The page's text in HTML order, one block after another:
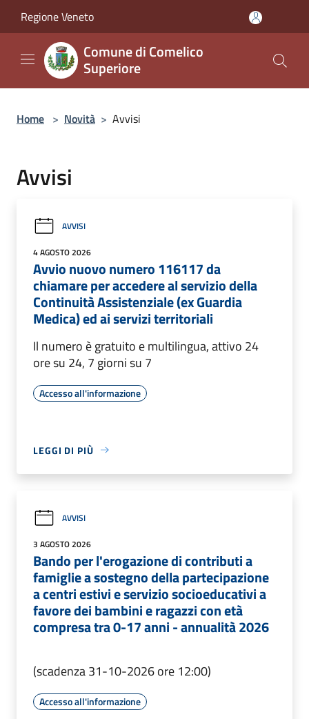
Regione Veneto
Comune di Comelico
Superiore
Home > Novità > Avvisi
Avvisi
AVVISI
4 AGOSTO 2026
Avvio nuovo numero 116117 da
chiamare per accedere al servizio della
Continuità Assistenziale (ex Guardia
Medica) ed ai servizi territoriali
Il numero è gratuito e multilingua, attivo 24
ore su 24, 7 giorni su 7
Accesso all'informazione
LEGGI DI PIÙ
AVVISI
3 AGOSTO 2026
Bando per l'erogazione di contributi a
famiglie a sostegno della partecipazione
a centri estivi e servizio socioeducativi a
favore dei bambini e ragazzi con età
compresa tra 0-17 anni - annualità 2026
(scadenza 31-10-2026 ore 12:00)
Accesso all'informazione